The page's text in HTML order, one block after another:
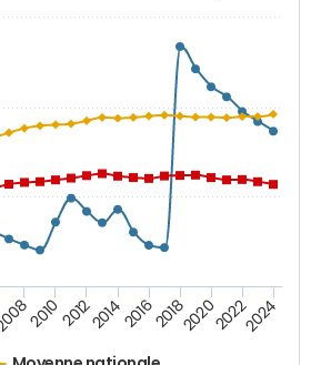
20102012201420162018202020222024